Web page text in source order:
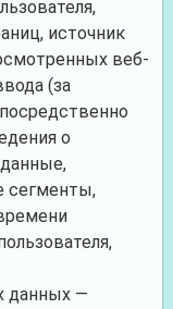
источник
веб-
(за
о
сегменты,
данных —